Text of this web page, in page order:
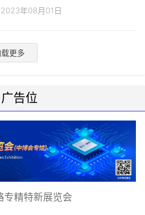
建设、计算和互联网前沿、尖
2023年08月01日
更多
告位
专精特新展览会